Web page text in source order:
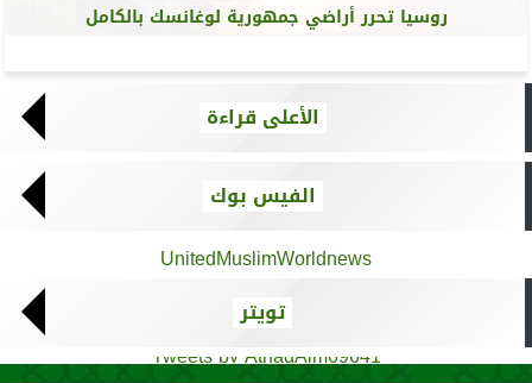
روسيا تحرر أراضي جمهورية لوغانسك بالكامل
الأعلى قراءة
الفيس بوك
UnitedMuslimWorldnews
تويتر
Tweets by AthadAlm69641